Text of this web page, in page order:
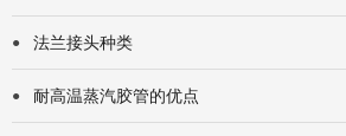
● 法兰接头种类
● 耐高温蒸汽胶管的优点